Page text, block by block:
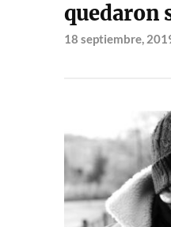
quedaron
18 septiembre,